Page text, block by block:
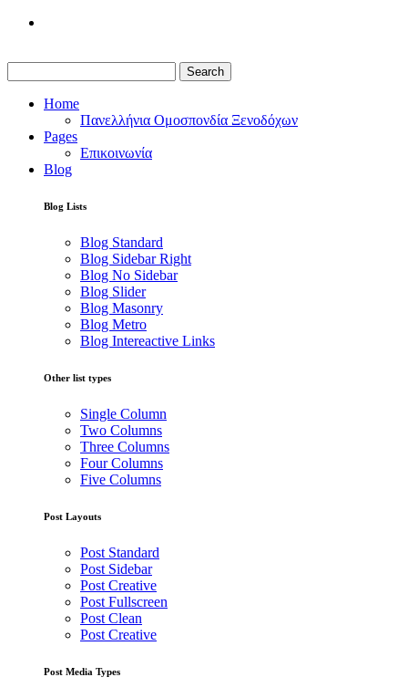
Search
Home
Πανελλήνια Ομοσπονδία Ξενοδόχων
Pages
Επικοινωνία
Blog
Blog Lists
Blog Standard
Blog Sidebar Right
Blog No Sidebar
Blog Slider
Blog Masonry
Blog Metro
Blog Intereactive Links
Other list types
Single Column
Two Columns
Three Columns
Four Columns
Five Columns
Post Layouts
Post Standard
Post Sidebar
Post Creative
Post Fullscreen
Post Clean
Post Creative
Post Media Types